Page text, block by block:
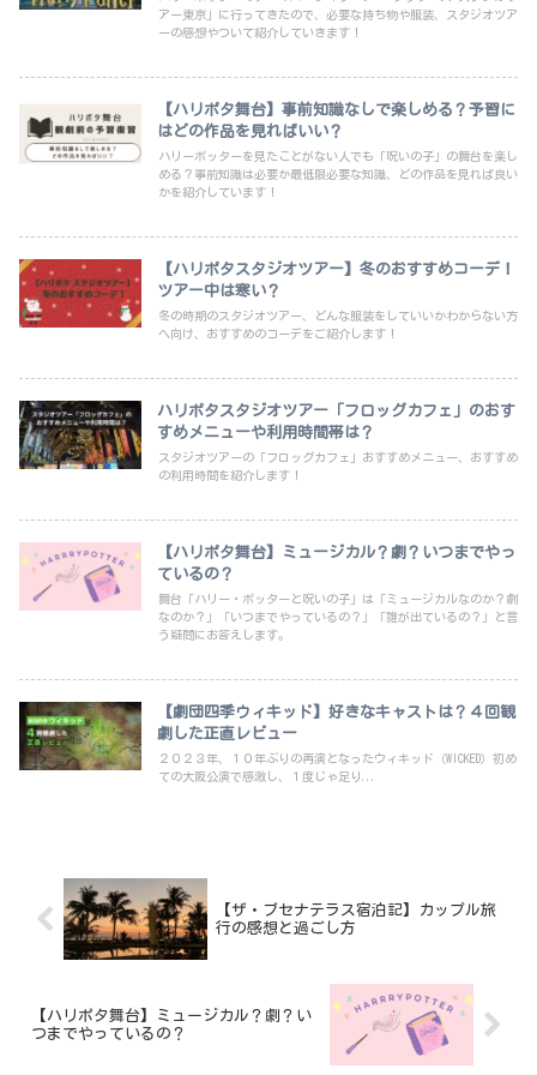
アー東京」に行ってきたので、必要な持ち物や服装、スタジオツア
ーの感想やついて紹介していきます！
【ハリポタ舞台】事前知識なしで楽しめる？予習に
はどの作品を見ればいい？
ハリーポッターを見たことがない人でも「呪いの子」の舞台を楽し
める？事前知識は必要か最低限必要な知識、どの作品を見れば良い
かを紹介しています！
【ハリポタスタジオツアー】冬のおすすめコーデ！
ツアー中は寒い？
冬の時期のスタジオツアー、どんな服装をしていいかわからない方
へ向け、おすすめのコーデをご紹介します！
ハリポタスタジオツアー「フロッグカフェ」のおす
すめメニューや利用時間帯は？
スタジオツアーの「フロッグカフェ」おすすめメニュー、おすすめ
の利用時間を紹介します！
【ハリポタ舞台】ミュージカル？劇？いつまでやっ
ているの？
舞台「ハリー・ポッターと呪いの子」は「ミュージカルなのか？劇
なのか？」「いつまでやっているの？」「誰が出ているの？」と言
う疑問にお答えします。
【劇団四季ウィキッド】好きなキャストは？４回観
劇した正直レビュー
２０２３年、１０年ぶりの再演となったウィキッド（WICKED）初め
ての大阪公演で感激し、１度じゃ足り...
【ザ・ブセナテラス宿泊記】カップル旅
行の感想と過ごし方
【ハリポタ舞台】ミュージカル？劇？い
つまでやっているの？